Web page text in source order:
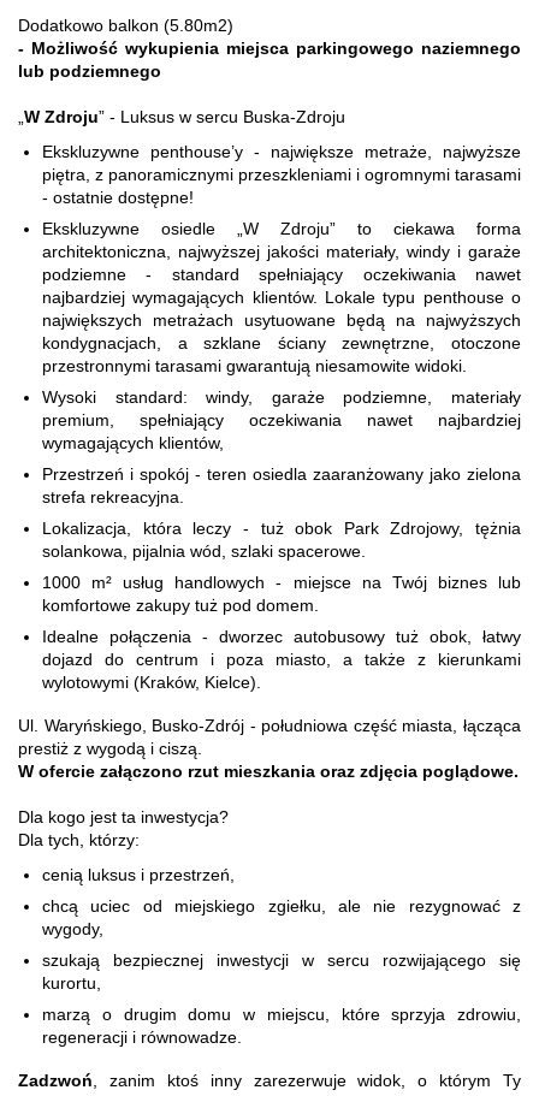
Dodatkowo balkon (5.80m2)
- Możliwość wykupienia miejsca parkingowego naziemnego
lub podziemnego
W Zdroju” - Luksus w sercu Buska-Zdroju
Ekskluzywne penthouse’y - największe metraże, najwyższe
piętra, z panoramicznymi przeszkleniami i ogromnymi tarasami
- ostatnie dostępne!
Ekskluzywne osiedle „W Zdroju” to ciekawa forma
architektoniczna, najwyższej jakości materiały, windy i garaże
podziemne - standard spełniający oczekiwania nawet
najbardziej wymagających klientów. Lokale typu penthouse o
największych metrażach usytuowane będą na najwyższych
kondygnacjach, a szklane ściany zewnętrzne, otoczone
przestronnymi tarasami gwarantują niesamowite widoki.
Wysoki standard: windy, garaże podziemne, materiały
premium, spełniający oczekiwania nawet najbardziej
wymagających klientów,
Przestrzeń i spokój - teren osiedla zaaranżowany jako zielona
strefa rekreacyjna.
Lokalizacja, która leczy - tuż obok Park Zdrojowy, tężnia
solankowa, pijalnia wód, szlaki spacerowe.
1000 m² usług handlowych - miejsce na Twój biznes lub
komfortowe zakupy tuż pod domem.
Idealne połączenia - dworzec autobusowy tuż obok, łatwy
dojazd do centrum i poza miasto, a także z kierunkami
wylotowymi (Kraków, Kielce).
Ul. Waryńskiego, Busko-Zdrój - południowa część miasta, łącząca
prestiż z wygodą i ciszą.
W ofercie załączono rzut mieszkania oraz zdjęcia poglądowe.
Dla kogo jest ta inwestycja?
Dla tych, którzy:
cenią luksus i przestrzeń,
chcą uciec od miejskiego zgiełku, ale nie rezygnować z
wygody,
szukają bezpiecznej inwestycji w sercu rozwijającego się
kurortu,
marzą o drugim domu w miejscu, które sprzyja zdrowiu,
regeneracji i równowadze.
Zadzwoń , zanim ktoś inny zarezerwuje widok, o którym Ty